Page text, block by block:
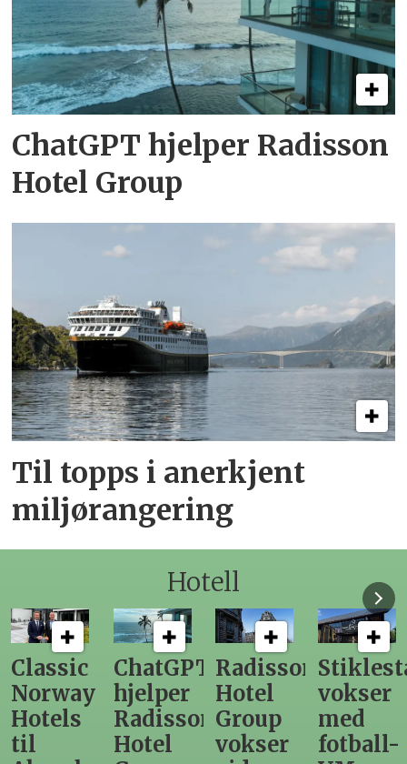
ChatGPT hjelper Radisson
Hotel Group
Til topps i anerkjent
miljørangering
Hotell
Classic
Norway
Hotels
til
ChatGPT
hjelper
Radisson
Hotel
Radisson
Hotel
Group
vokser
vokser
med
fotball-